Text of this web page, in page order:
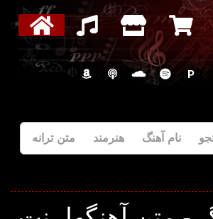
P
نام آهنگ هنرمند متن ترانه